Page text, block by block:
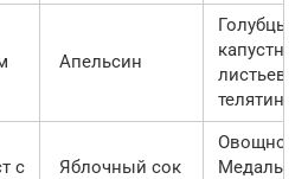
Апельсин
Голубцы
капустных
листьев
телятины
с
Яблочный сок
Овощной